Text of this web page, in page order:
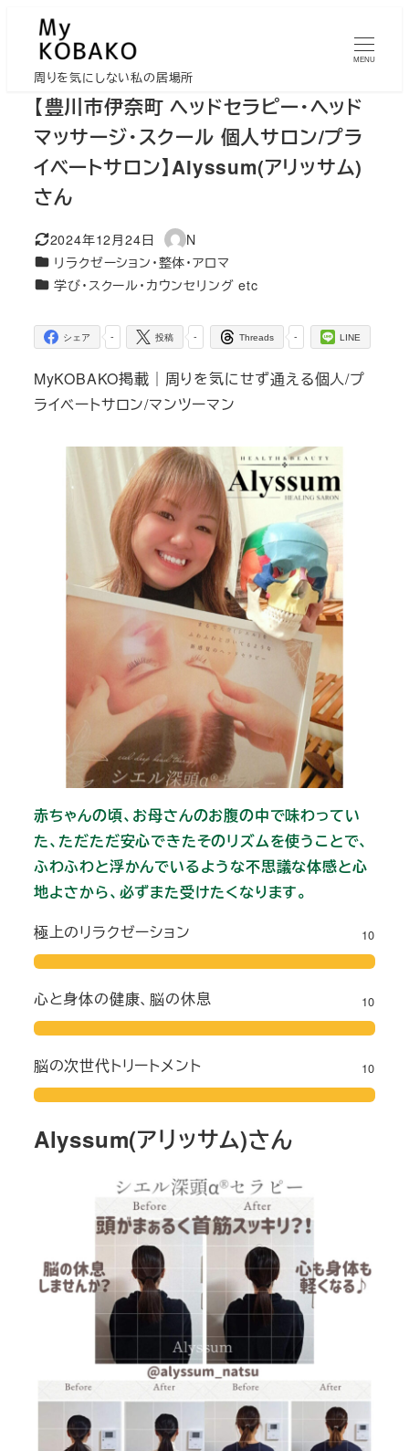
周りを気にしない私の居場所
MENU
【豊川市伊奈町 ヘッドセラピー・ヘッド
マッサージ・スクール 個人サロン/プラ
イベートサロン】Alyssum(アリッサム)
さん
更新日
2024年12月24日
著
者
N
カテゴリー
リラクゼーション・整体・アロマ
カテゴリー
学び・スクール・カウンセリング etc
-
シェア -
投稿 -
Threads LINE
MyKOBAKO掲載｜周りを気にせず通える個人/プ
ライベートサロン/マンツーマン
赤ちゃんの頃、お母さんのお腹の中で味わってい
た、ただただ安心できたそのリズムを使うことで、
ふわふわと浮かんでいるような不思議な体感と心
地よさから、必ずまた受けたくなります。
極上のリラクゼーション
10
心と身体の健康、脳の休息 10
脳の次世代トリートメント 10
Alyssum(アリッサム)さん